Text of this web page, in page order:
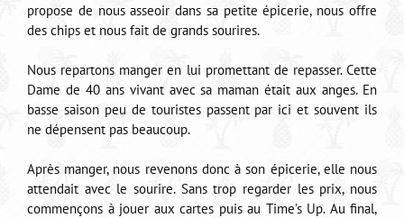
propose de nous asseoir dans sa petite épicerie, nous offre
des chips et nous fait de grands sourires.
Nous repartons manger en lui promettant de repasser. Cette
Dame de 40 ans vivant avec sa maman était aux anges. En
basse saison peu de touristes passent par ici et souvent ils
ne dépensent pas beaucoup.
Après manger, nous revenons donc à son épicerie, elle nous
attendait avec le sourire. Sans trop regarder les prix, nous
commençons à jouer aux cartes puis au Time’s Up. Au final,